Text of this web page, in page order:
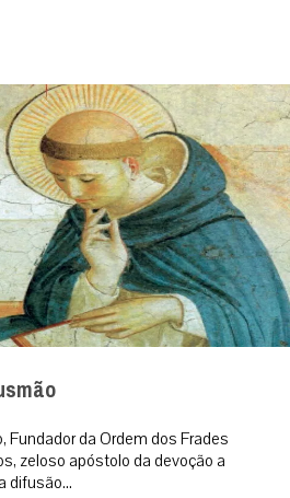
Fundador da Ordem dos Frades
zeloso apóstolo da devoção a
difusão...